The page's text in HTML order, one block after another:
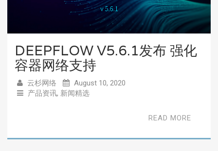
DEEPFLOW V5.6.1发布 强化
容器网络支持
云杉网络
August 10, 2020
产品资讯, 新闻精选
READ MORE